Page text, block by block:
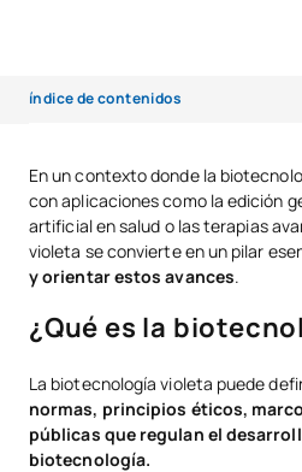
índice de contenidos
Características de la biotecnología
Aplicaciones de la biotecnología violeta
Ejemplos de biotecnología violeta
Ventajas y desventajas de la
Salidas profesionales en
El papel estratégico de la biotecnología
En un contexto donde la
con aplicaciones como la edición
artificial en salud o las terapias
violeta se convierte en un pilar
y orientar estos avances.
¿Qué es la
La biotecnología violeta puede
normas, principios éticos,
públicas que regulan el
biotecnología.